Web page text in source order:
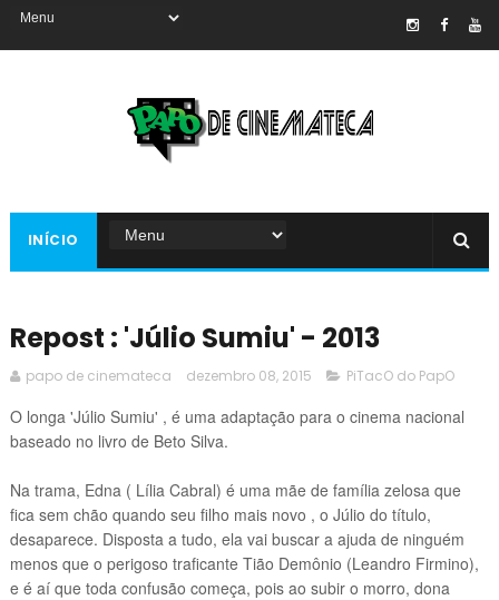
INÍCIO
Repost : 'Júlio Sumiu' - 2013
papo de cinemateca dezembro 08, 2015 PiTacO do PapO
O longa 'Júlio Sumiu' , é uma adaptação para o cinema nacional
baseado no livro de Beto Silva.
Na trama, Edna ( Lília Cabral) é uma mãe de família zelosa que
fica sem chão quando seu filho mais novo , o Júlio do título,
desaparece. Disposta a tudo, ela vai buscar a ajuda de ninguém
menos que o perigoso traficante Tião Demônio (Leandro Firmino),
e é aí que toda confusão começa, pois ao subir o morro, dona